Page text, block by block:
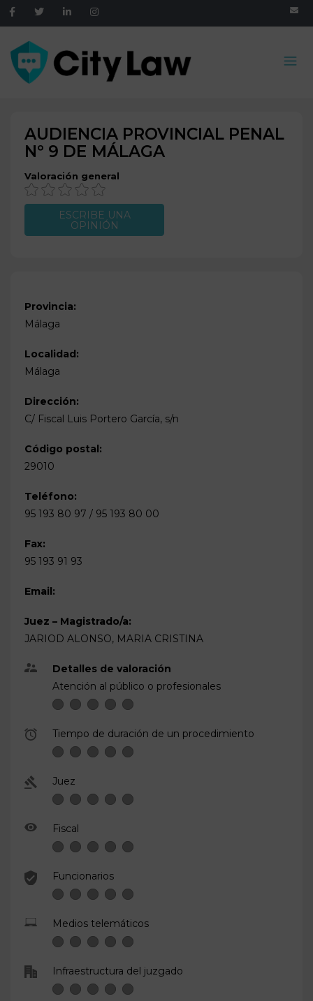
AUDIENCIA PROVINCIAL PENAL
Nº 9 DE MÁLAGA
Valoración general
ESCRIBE UNA
OPINIÓN
Provincia:
Málaga
Localidad:
Málaga
Dirección:
C/ Fiscal Luis Portero García, s/n
Código postal:
29010
Teléfono:
95 193 80 97 / 95 193 80 00
Fax:
95 193 91 93
Email:
Juez – Magistrado/a:
JARIOD ALONSO, MARIA CRISTINA
Detalles de valoración
Atención al público o profesionales
Tiempo de duración de un procedimiento
Juez
Fiscal
Funcionarios
Medios telemáticos
Infraestructura del juzgado